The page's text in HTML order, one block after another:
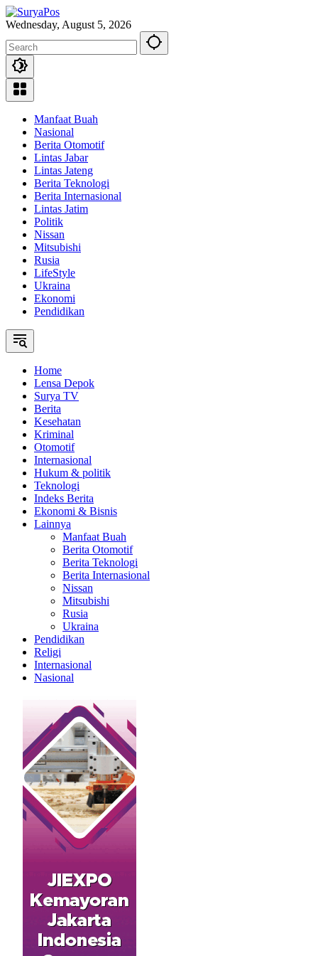
Skip
to
Wednesday, August 5, 2026
Manfaat Buah
Nasional
Berita Otomotif
Lintas Jabar
Lintas Jateng
Berita Teknologi
Berita Internasional
Lintas Jatim
Politik
Nissan
Mitsubishi
Rusia
LifeStyle
Ukraina
Ekonomi
Pendidikan
Home
Lensa Depok
Surya TV
Berita
Kesehatan
Kriminal
Otomotif
Internasional
Hukum & politik
Teknologi
Indeks Berita
Ekonomi & Bisnis
Lainnya
Manfaat Buah
Berita Otomotif
Berita Teknologi
Berita Internasional
Nissan
Mitsubishi
Rusia
Ukraina
Pendidikan
Religi
Internasional
Nasional